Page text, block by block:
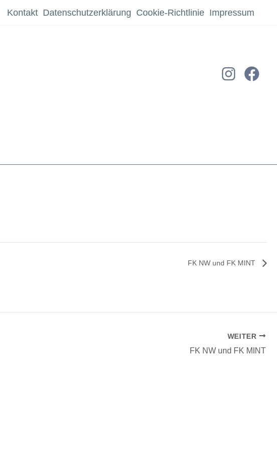
Kontakt Datenschutzerklärung Cookie-Richtlinie Impressum
FK NW und FK MINT
WEITER
FK NW und FK MINT